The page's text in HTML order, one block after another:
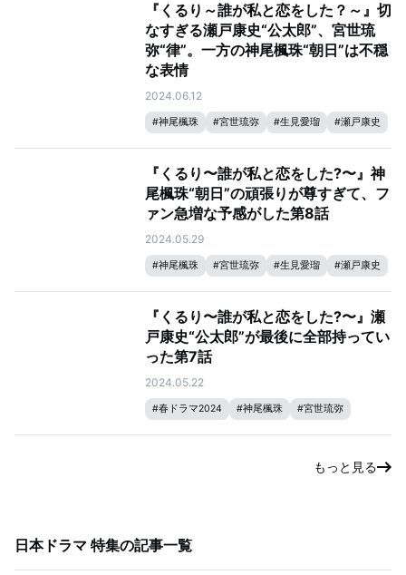
『くるり～誰が私と恋をした？～』切
なすぎる瀬戸康史“公太郎”、宮世琉
弥“律”。一方の神尾楓珠“朝日”は不穏
な表情
2024.06.12
#神尾楓珠 #宮世琉弥 #生見愛瑠 #瀬戸康史
『くるり〜誰が私と恋をした?〜』神
尾楓珠“朝日”の頑張りが尊すぎて、フ
ァン急増な予感がした第8話
2024.05.29
#神尾楓珠 #宮世琉弥 #生見愛瑠 #瀬戸康史
『くるり〜誰が私と恋をした?〜』瀬
戸康史“公太郎”が最後に全部持ってい
った第7話
2024.05.22
#春ドラマ2024 #神尾楓珠 #宮世琉弥
もっと見る
日本ドラマ 特集の記事一覧